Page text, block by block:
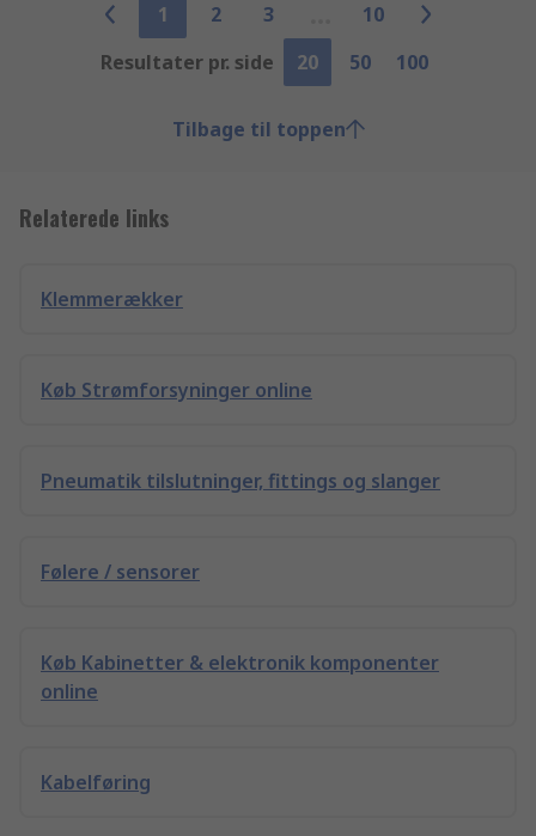
1 2 3
10
Resultater pr. side
20 50 100
Tilbage til toppen
Relaterede links
Klemmerækker
Køb Strømforsyninger online
Pneumatik tilslutninger, fittings og slanger
Følere / sensorer
Køb Kabinetter & elektronik komponenter
online
Kabelføring